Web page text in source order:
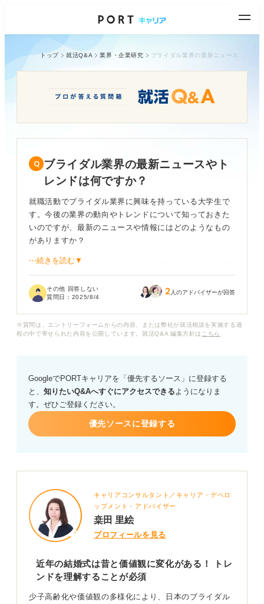
トップ 就活Q&A 業界・企業研究
ブライダル業界の最新ニュースやト
レンドは何ですか？
就職活動でブライダル業界に興味を持っている大学生で
す。今後の業界の動向やトレンドについて知っておきた
いのですが、最新のニュースや情報にはどのようなもの
がありますか？
コロナ禍を経て結婚式のスタイルも多様化していると聞
ただきたいです。「パーソナライズ婚」や「脱主役
容なのでしょうか？
からアドバイスをいただけると嬉しいです。
⋯続きを読む▼
その他 回答しない
質問日： 2025/8/4 2 人のアドバイザーが回答
※質問は、エントリーフォームからの内容、または弊社が就活相談を実施する過
程の中で寄せられた内容を公開しています。就活Q&A 編集方針は こちら
GoogleでPORTキャリアを「優先するソース」に登録する
と、 知りたいQ&Aへすぐにアクセスできるようになりま
す。ぜひご登録ください。
優先ソースに登録する
キャリアコンサルタント／キャリア・デベロ
ップメント・アドバイザー
桒田 里絵
プロフィールを見る
近年の結婚式は昔と価値観に変化がある！ トレ
ンドを理解することが必須
少子高齢化や価値観の多様化により、日本のブライダル